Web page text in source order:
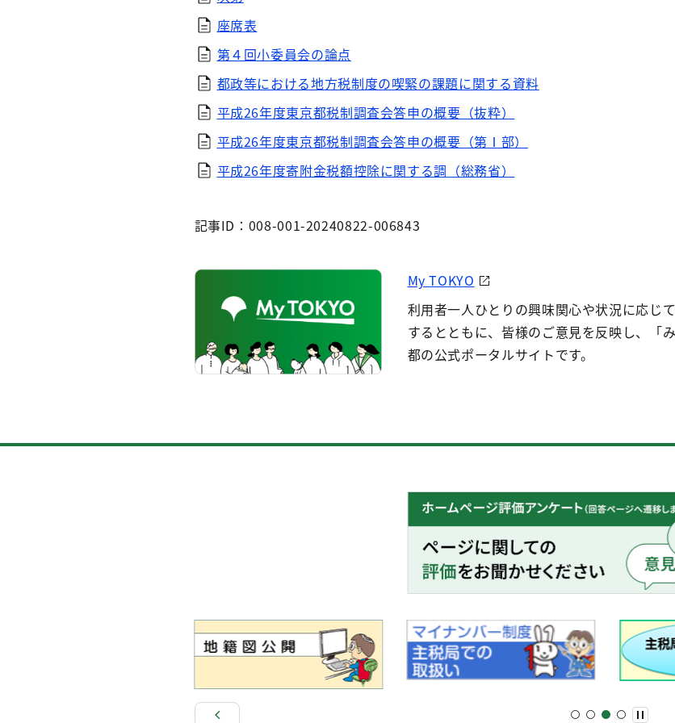
座席表
第４回小委員会の論点
都政等における地方税制度の喫緊の課題に関する資料
平成26年度東京都税制調査会答申の概要（抜粋）
平成26年度東京都税制調査会答申の概要（第Ⅰ部）
平成26年度寄附金税額控除に関する調（総務省）
記事ID：008-001-20240822-006843
My TOKYO
利用者一人ひとりの興味関心や状況に応じ
するとともに、皆様のご意見を反映し、「
都の公式ポータルサイトです。